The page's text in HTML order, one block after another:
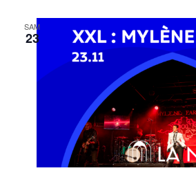
SAM
23